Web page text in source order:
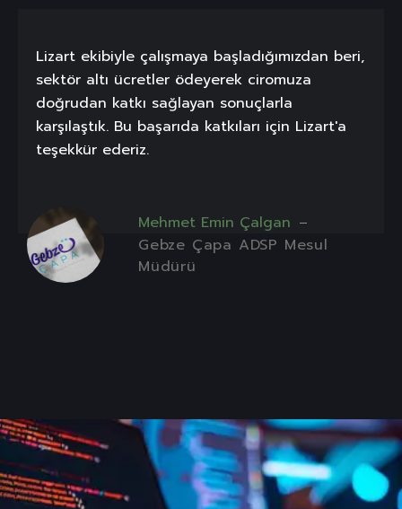
Mehmet Emin Çalgan
Gebze Çapa ADSP Mesul
Müdürü
Lizart ekibiyle çalışmaya başladığımızdan beri,
sektör altı ücretler ödeyerek ciromuza
doğrudan katkı sağlayan sonuçlarla
karşılaştık. Bu başarıda katkıları için Lizart'a
teşekkür ederiz.